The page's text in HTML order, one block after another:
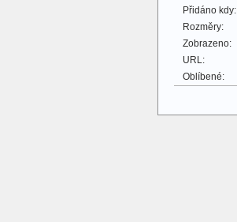
Přidáno kdy:
Rozměry:
Zobrazeno:
URL:
Oblíbené: